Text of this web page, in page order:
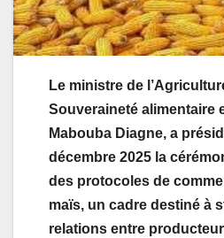
Le ministre de
Souveraineté alimentaire
Mabouba Diagne, a
décembre 2025 la
des protocoles de
maïs, un cadre destiné à
relations entre